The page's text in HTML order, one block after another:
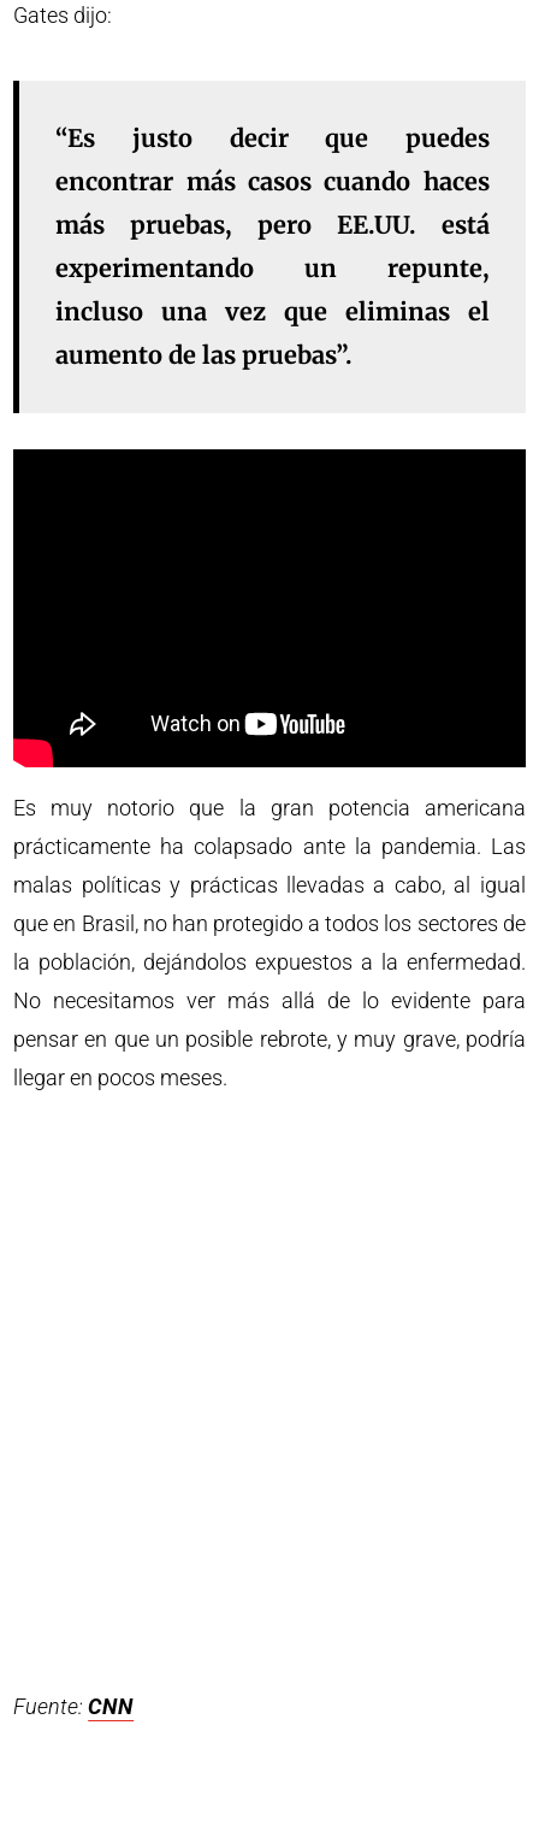
Gates dijo:
“Es justo decir que puedes
encontrar más casos cuando haces
más pruebas, pero EE.UU. está
experimentando un repunte,
incluso una vez que eliminas el
aumento de las pruebas”.
Es muy notorio que la gran potencia americana
prácticamente ha colapsado ante la pandemia. Las
malas políticas y prácticas llevadas a cabo, al igual
que en Brasil, no han protegido a todos los sectores de
la población, dejándolos expuestos a la enfermedad.
No necesitamos ver más allá de lo evidente para
pensar en que un posible rebrote, y muy grave, podría
llegar en pocos meses.
Fuente:CNN